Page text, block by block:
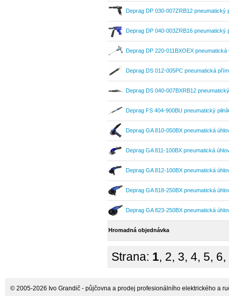
Deprag DP 030-007ZRB12 pneumatický
Deprag DP 040-003ZRB16 pneumatický
Deprag DP 220-011BXOEX
Deprag DS 012-005PC pneumatická
Deprag DS 040-007BXRB12
Deprag FS 404-900BU pneumatický
Deprag GA 810-050BX pneumatická
Deprag GA 811-100BX pneumatická
Deprag GA 812-100BX pneumatická
Deprag GA 818-250BX pneumatická
Deprag GA 823-250BX pneumatická
Hromadná objednávka
Strana: 1, 2, 3, 4, 5, 6,
© 2005-2026 Ivo Grandič - půjčovna a prodej profesionálního elektrického a